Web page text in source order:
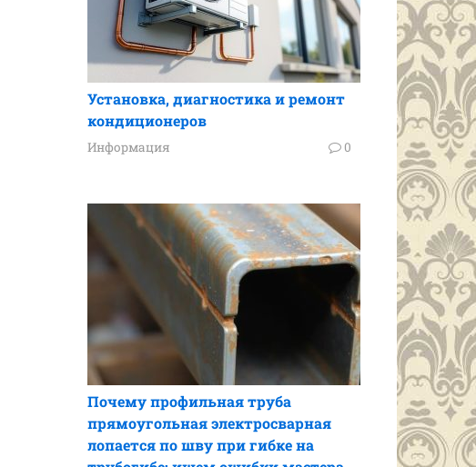
Установка, диагностика и ремонт
кондиционеров
Информация 0
Почему профильная труба
прямоугольная электросварная
лопается по шву при гибке на